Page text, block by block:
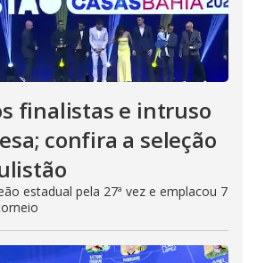
finalistas e intruso
confira a seleção
estadual pela 27ª vez e emplacou 7